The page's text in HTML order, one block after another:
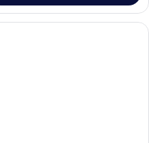
Camera d'albergo dal design